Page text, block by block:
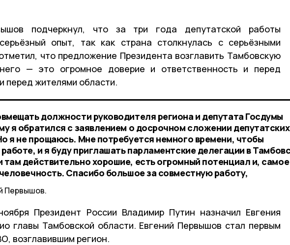
подчеркнул, что за три года депутатской работы
опыт, так как страна столкнулась с серьёзными
что предложение Президента возглавить Тамбовскую
— это огромное доверие и ответственность и перед
перед жителями области.
должности руководителя региона и депутата Госдумы
я обратился с заявлением о досрочном сложении депутатских
я не прощаюсь. Мне потребуется немного времени, чтобы
и я буду приглашать парламентские делегации в
действительно хорошие, есть огромный потенциал и, самое
Спасибо большое за совместную работу,
Первышов.
Президент России Владимир Путин назначил Евгения
главы Тамбовской области. Евгений Первышов стал первым
возглавившим регион.